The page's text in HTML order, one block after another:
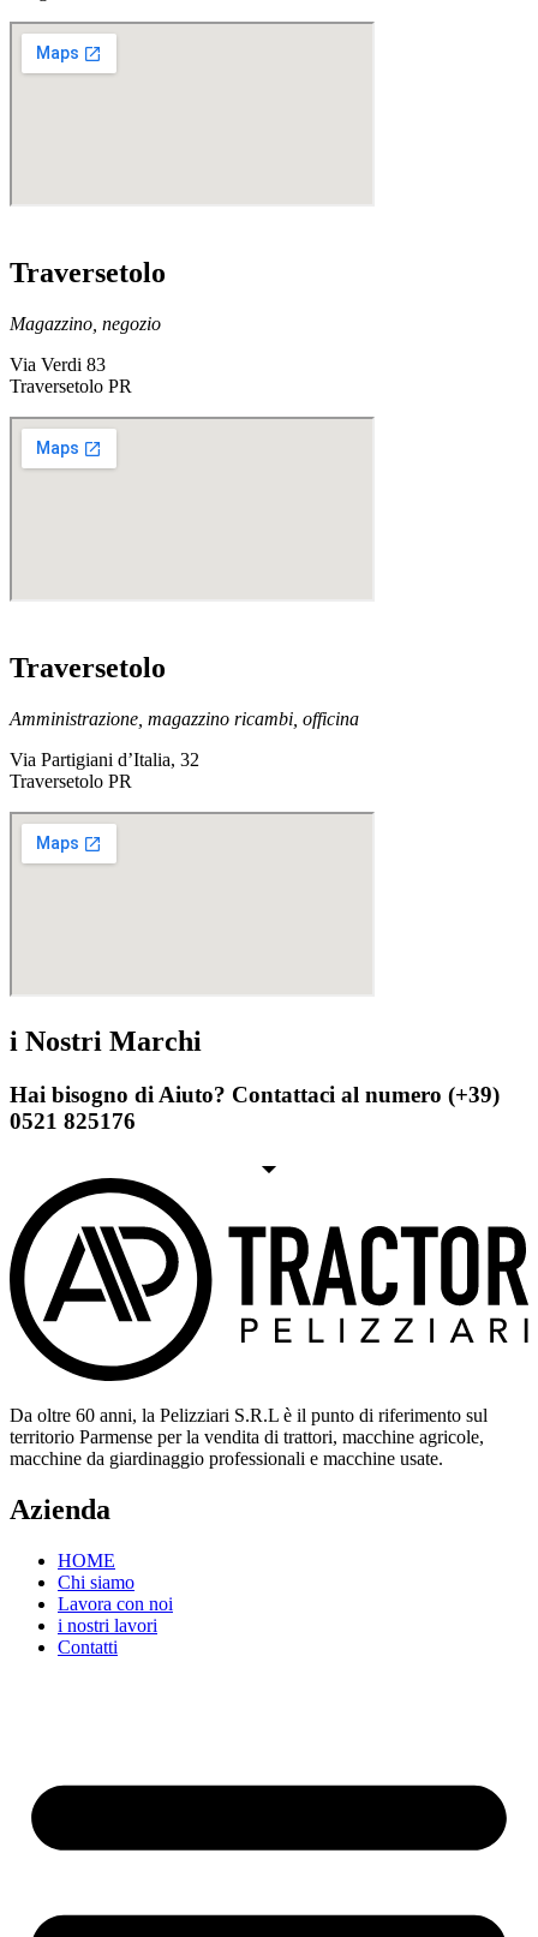
Traversetolo
Magazzino, negozio
Via Verdi 83
Traversetolo PR
Traversetolo
Amministrazione, magazzino ricambi, officina
Via Partigiani d’Italia, 32
Traversetolo PR
i Nostri Marchi
Hai bisogno di Aiuto? Contattaci al numero (+39)
0521 825176
Da oltre 60 anni, la Pelizziari S.R.L è il punto di riferimento sul
territorio Parmense per la vendita di trattori, macchine agricole,
macchine da giardinaggio professionali e macchine usate.
Azienda
HOME
Chi siamo
Lavora con noi
i nostri lavori
Contatti